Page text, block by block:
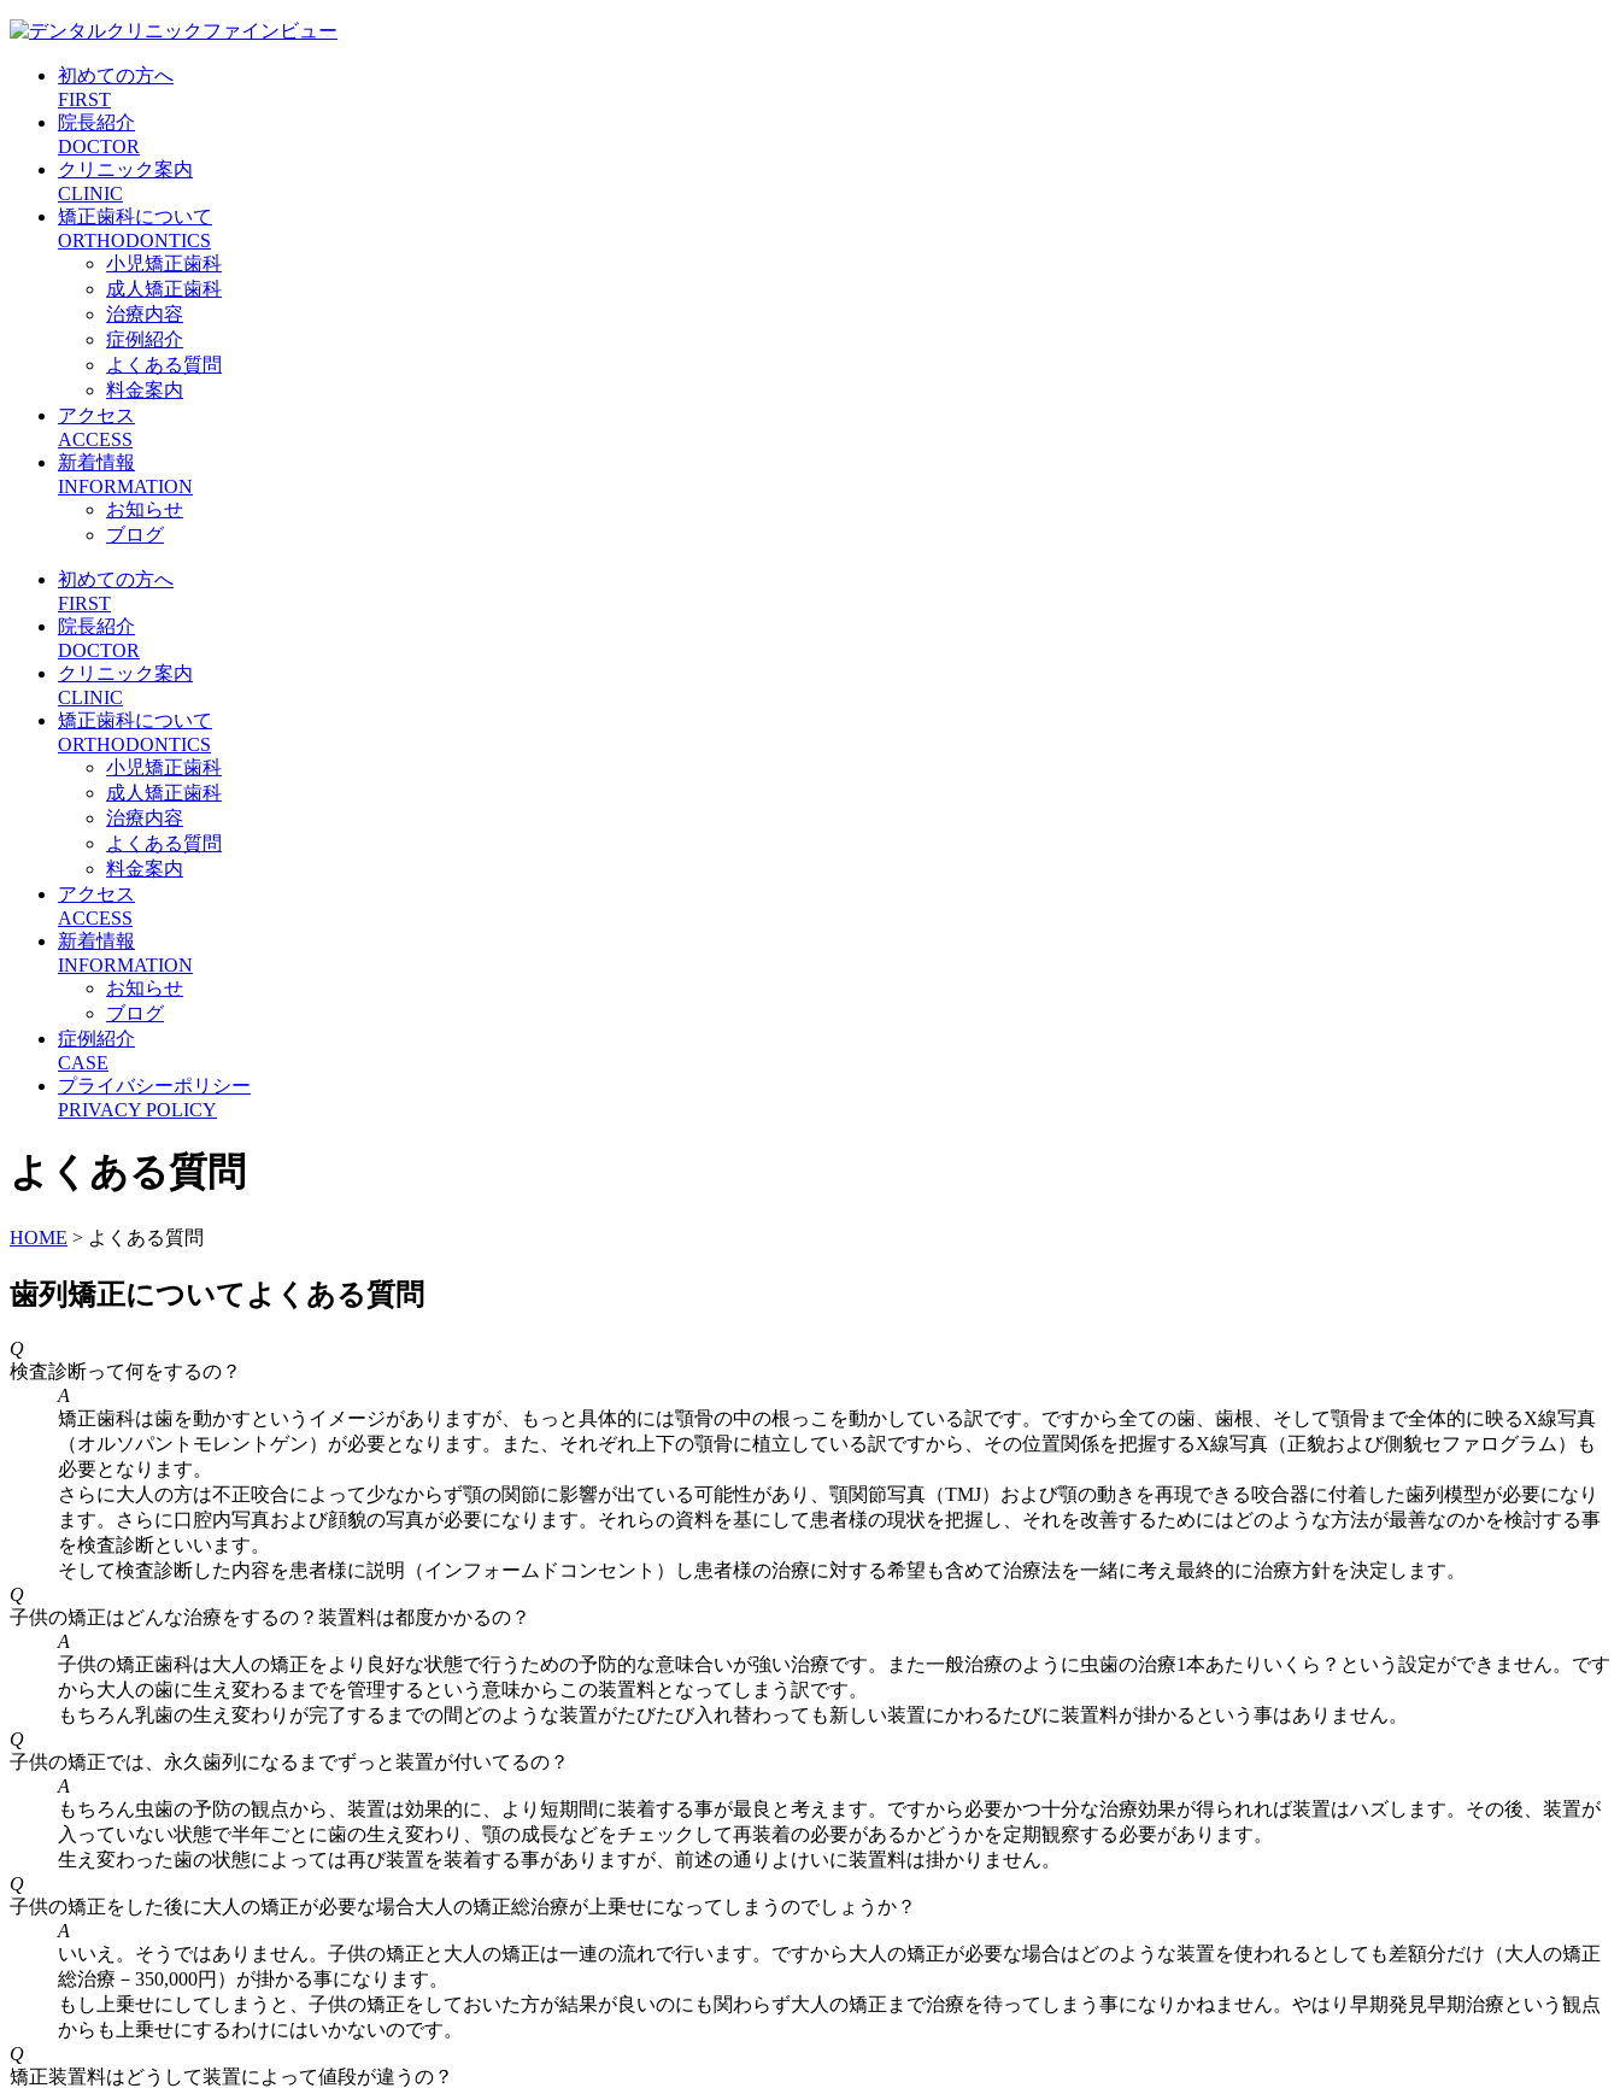
初めての方へ
FIRST
院長紹介
DOCTOR
クリニック案内
CLINIC
矯正歯科について
ORTHODONTICS
小児矯正歯科
成人矯正歯科
治療内容
症例紹介
よくある質問
料金案内
アクセス
ACCESS
新着情報
INFORMATION
お知らせ
ブログ
初めての方へ
FIRST
院長紹介
DOCTOR
クリニック案内
CLINIC
矯正歯科について
ORTHODONTICS
小児矯正歯科
成人矯正歯科
治療内容
よくある質問
料金案内
アクセス
ACCESS
新着情報
INFORMATION
お知らせ
ブログ
症例紹介
CASE
プライバシーポリシー
PRIVACY POLICY
よくある質問
HOME > よくある質問
歯列矯正についてよくある質問
Q
検査診断って何をするの？
A
矯正歯科は歯を動かすというイメージがありますが、もっと具体的には顎骨の中の根っこを動かしている訳です。ですから全ての歯、歯根、そして顎骨まで全体的に映るX線写真
（オルソパントモレントゲン）が必要となります。また、それぞれ上下の顎骨に植立している訳ですから、その位置関係を把握するX線写真（正貌および側貌セファログラム）も
必要となります。
さらに大人の方は不正咬合によって少なからず顎の関節に影響が出ている可能性があり、顎関節写真（TMJ）および顎の動きを再現できる咬合器に付着した歯列模型が必要になり
ます。さらに口腔内写真および顔貌の写真が必要になります。それらの資料を基にして患者様の現状を把握し、それを改善するためにはどのような方法が最善なのかを検討する事
を検査診断といいます。
そして検査診断した内容を患者様に説明（インフォームドコンセント）し患者様の治療に対する希望も含めて治療法を一緒に考え最終的に治療方針を決定します。
Q
子供の矯正はどんな治療をするの？装置料は都度かかるの？
A
子供の矯正歯科は大人の矯正をより良好な状態で行うための予防的な意味合いが強い治療です。また一般治療のように虫歯の治療1本あたりいくら？という設定ができません。です
から大人の歯に生え変わるまでを管理するという意味からこの装置料となってしまう訳です。
もちろん乳歯の生え変わりが完了するまでの間どのような装置がたびたび入れ替わっても新しい装置にかわるたびに装置料が掛かるという事はありません。
Q
子供の矯正では、永久歯列になるまでずっと装置が付いてるの？
A
もちろん虫歯の予防の観点から、装置は効果的に、より短期間に装着する事が最良と考えます。ですから必要かつ十分な治療効果が得られれば装置はハズします。その後、装置が
入っていない状態で半年ごとに歯の生え変わり、顎の成長などをチェックして再装着の必要があるかどうかを定期観察する必要があります。
生え変わった歯の状態によっては再び装置を装着する事がありますが、前述の通りよけいに装置料は掛かりません。
Q
子供の矯正をした後に大人の矯正が必要な場合大人の矯正総治療が上乗せになってしまうのでしょうか？
A
いいえ。そうではありません。子供の矯正と大人の矯正は一連の流れで行います。ですから大人の矯正が必要な場合はどのような装置を使われるとしても差額分だけ（大人の矯正
総治療－350,000円）が掛かる事になります。
もし上乗せにしてしまうと、子供の矯正をしておいた方が結果が良いのにも関わらず大人の矯正まで治療を待ってしまう事になりかねません。やはり早期発見早期治療という観点
からも上乗せにするわけにはいかないのです。
Q
矯正装置料はどうして装置によって値段が違うの？